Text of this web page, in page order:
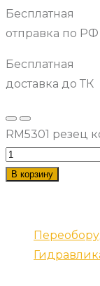
Бесплатная
отправка по РФ
Бесплатная
доставка до ТК
RM5301 резец
В корзину